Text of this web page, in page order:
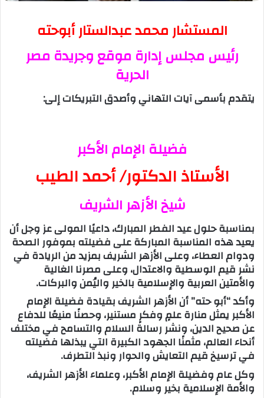
المستشار محمد عبدالستار أبوحته
رئيس مجلس إدارة موقع وجريدة مصر
الحرية
يتقدم بأسمى آيات التهاني وأصدق التبريكات إلى:
فضيلة الإمام الأكبر
الأستاذ الدكتور/ أحمد الطيب
شيخ الأزهر الشريف
بمناسبة حلول عيد الفطر المبارك، داعيًا المولى عز وجل أن
يعيد هذه المناسبة المباركة على فضيلته بموفور الصحة
ودوام العطاء، وعلى الأزهر الشريف بمزيد من الريادة في
نشر قيم الوسطية والاعتدال، وعلى مصرنا الغالية
والأمتين العربية والإسلامية بالخير واليُمن والبركات.
وأكد “أبو حته” أن الأزهر الشريف بقيادة فضيلة الإمام
الأكبر يمثل منارة علمٍ وفكرٍ مستنير، وحصنًا منيعًا للدفاع
عن صحيح الدين، ونشر رسالة السلام والتسامح في مختلف
أنحاء العالم، مثمنًا الجهود الكبيرة التي يبذلها فضيلته
في ترسيخ قيم التعايش والحوار ونبذ التطرف.
وكل عام وفضيلة الإمام الأكبر، وعلماء الأزهر الشريف،
والأمة الإسلامية بخير وسلام.